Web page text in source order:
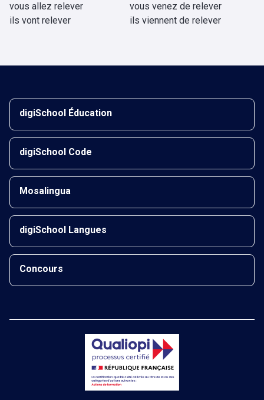
vous allez relever
ils vont relever
vous venez de relever
ils viennent de relever
digiSchool Éducation
digiSchool Code
Mosalingua
digiSchool Langues
Concours